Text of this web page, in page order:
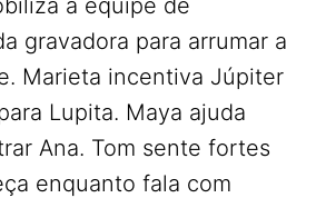
gravadora para arrumar a
Marieta incentiva Júpiter
Lupita. Maya ajuda
Ana. Tom sente fortes
enquanto fala com